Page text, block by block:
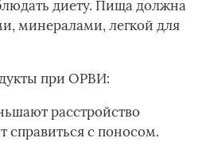
диету. Пища должна
минералами, легкой для
при ОРВИ:
расстройство
справиться с поносом.